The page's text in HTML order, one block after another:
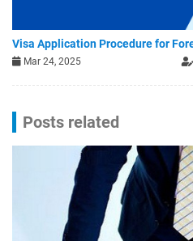
Visa Application Procedure for
Mar 24, 2025
Posts related